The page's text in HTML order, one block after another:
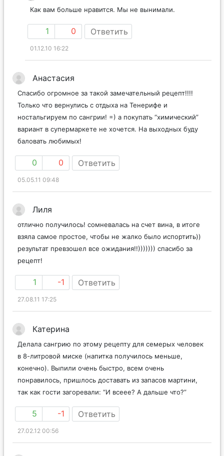
Как вам больше нравится. Мы не вынимали.
1 0 Ответить
01.12.10 16:22
Анастасия
Спасибо огромное за такой замечательный рецепт!!!!
Только что вернулись с отдыха на Тенерифе и
ностальгируем по сангрии! =) а покупать “химический”
вариант в супермаркете не хочется. На выходных буду
баловать любимых!
0 0 Ответить
05.05.11 09:48
Лиля
отлично получилось! сомневалась на счет вина, в итоге
взяла самое простое, чтобы не жалко было испортить))
результат превзошел все ожидания!!))))))) спасибо за
рецепт!
1 -1 Ответить
27.08.11 17:25
Катерина
Делала сангрию по этому рецепту для семерых человек
в 8-литровой миске (напитка получилось меньше,
конечно). Выпили очень быстро, всем очень
понравилось, пришлось доставать из запасов мартини,
так как гости загоревали: “И всеее? А дальше что?”
5 -1 Ответить
27.02.12 00:56